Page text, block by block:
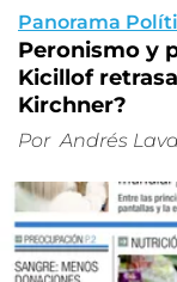
Panorama
Peronismo y
Kicillof
Kirchner?
Por Andrés